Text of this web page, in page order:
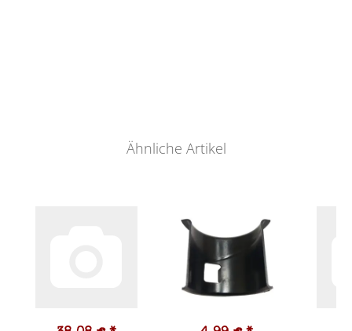
Ähnliche Artikel